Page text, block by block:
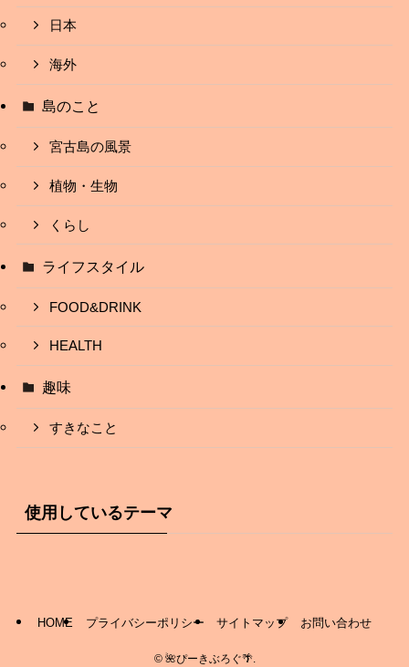
日本
海外
島のこと
宮古島の風景
植物・生物
くらし
ライフスタイル
FOOD&DRINK
HEALTH
趣味
すきなこと
使用しているテーマ
HOME プライバシーポリシー サイトマップ お問い合わせ
©🌺ぴーきぶろぐ🌴.